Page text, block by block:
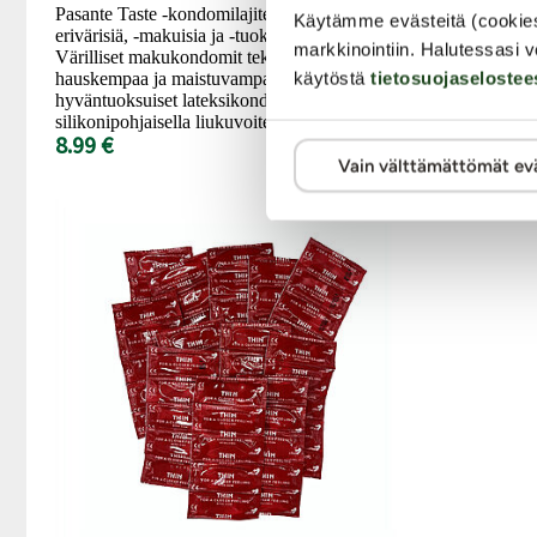
Käytämme evästeitä
markkinointiin. Halutessasi
käytöstä
Vain välttämättömät
Pasante Taste -kondomilajitelma sisältää 12 kpl
erivärisiä, -makuisia ja -tuoksuisia kondomeja.
Värilliset makukondomit tekevät seksistä
hauskempaa ja maistuvampaa! Erittäin
hyväntuoksuiset lateksikondomit ovat käsitelty
silikonipohjaisella liukuvoiteella.
8.99 €
turvallinen.
kondomeja
54.99 €